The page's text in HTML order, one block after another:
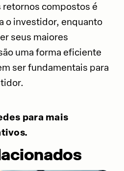
retornos compostos é
o investidor, enquanto
seus maiores
uma forma eficiente
ser fundamentais para
para mais